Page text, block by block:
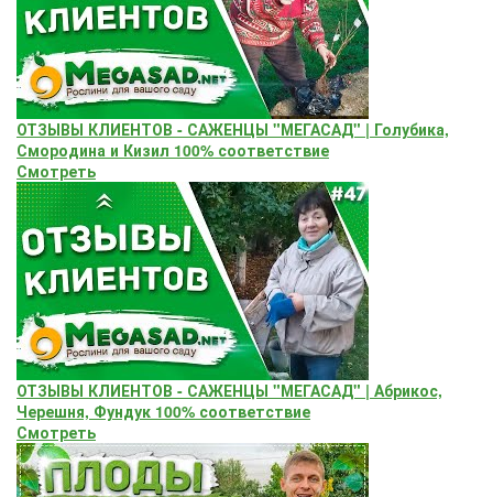
ОТЗЫВЫ КЛИЕНТОВ - САЖЕНЦЫ "МЕГАСАД" | Голубика,
Смородина и Кизил 100% соответствие
Смотреть
ОТЗЫВЫ КЛИЕНТОВ - САЖЕНЦЫ "МЕГАСАД" | Абрикос,
Черешня, Фундук 100% соответствие
Смотреть